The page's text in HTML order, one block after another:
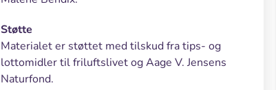
Støtte
Materialet er støttet med tilskud fra tips- og
lottomidler til friluftslivet og Aage V. Jensens
Naturfond.